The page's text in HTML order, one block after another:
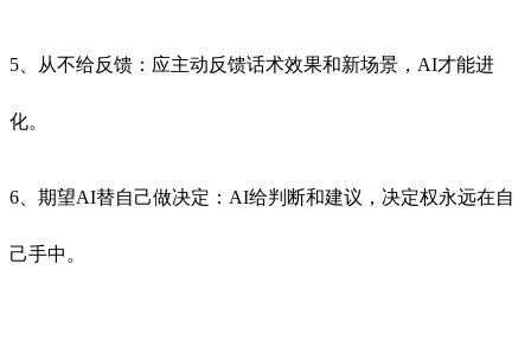
5、从不给反馈：应主动反馈话术效果和新场景，AI才能进
化。
6、期望AI替自己做决定：AI给判断和建议，决定权永远在自
己手中。